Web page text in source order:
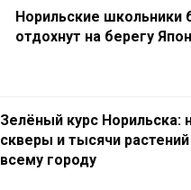
Норильские школьники
отдохнут на берегу
Зелёный курс Норильска:
скверы и тысячи
всему городу